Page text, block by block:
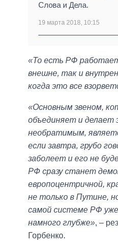
Слова и Дела.
19 марта 2018, 10:15
«То есть РФ
внешне, так и
когда это все
«Основным звеном,
объединяет и делает
необратимым,
если завтра, грубо
заболеет и его не
РФ сразу станет
европоцентричной,
не только в Путине,
самой системе РФ уже
намного глубже», –
Горбенко.